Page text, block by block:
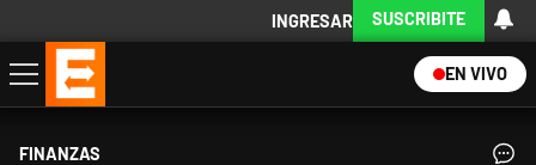
INGRESAR SUSCRIBITE
EN VIVO
Economía
Política
Internacional
Actualidad
Descargá la App
FINANZAS